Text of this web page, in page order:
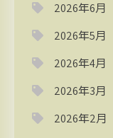
2026年6月
2026年5月
2026年4月
2026年3月
2026年2月